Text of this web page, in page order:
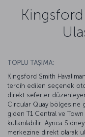
TOPLU TAŞIMA:
Kingsford Smith
tercih edilen seçenek
direkt seferler
Circular Quay bölgesine
giden T1 Central ve
kullanılabilir. Ayrıca
merkezine direkt olarak